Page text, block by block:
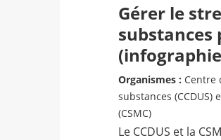
Gérer le
substances
Organismes : Centre
substances
(CSMC)
Le CCDUS et la